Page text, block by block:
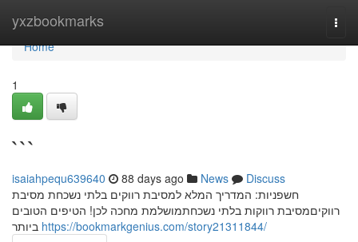
yxzbookmarks
Home
Home
1
```
isaiahpequ639640 88 days ago News
Discuss
חשפניות: המדריך המלא למסיבת רווקים בלתי נשכחת מסיבת
רווקיםמסיבת רווקות בלתי נשכחתמושלמת מחכה לכן! הטיפים הטובים
https://bookmarkgenius.com/story21311844/